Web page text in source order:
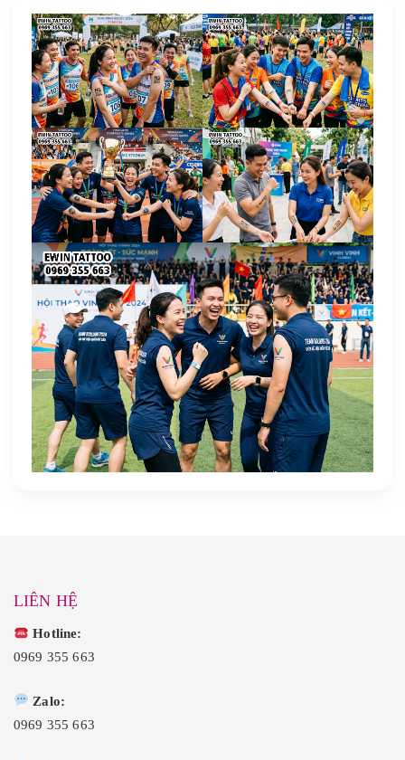
LIÊN HỆ
Hotline:
0969 355 663
Zalo:
0969 355 663